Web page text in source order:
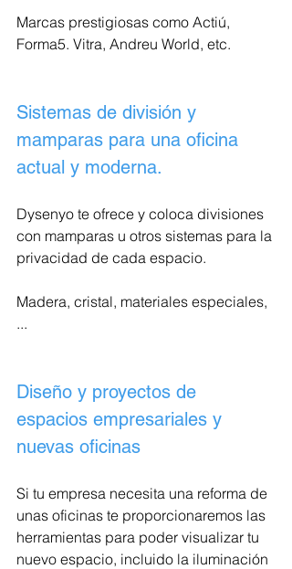
Marcas prestigiosas como Actiú,
Forma5. Vitra, Andreu World, etc.
Sistemas de división y
mamparas para una oficina
actual y moderna.
Dysenyo te ofrece y coloca divisiones
con mamparas u otros sistemas para la
privacidad de cada espacio.
Madera, cristal, materiales especiales,
...
Diseño y proyectos de
espacios empresariales y
nuevas oficinas
Si tu empresa necesita una reforma de
unas oficinas te proporcionaremos las
herramientas para poder visualizar tu
nuevo espacio, incluido la iluminación